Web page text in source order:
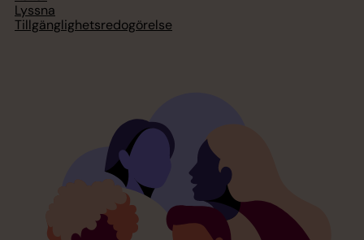
Lyssna
Tillgänglighetsredogörelse